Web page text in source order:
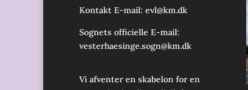
Kontakt E-mail: evl@km.dk
Sognets officielle E-mail:
vesterhaesinge.sogn@km.dk
Vi afventer en skabelon for en